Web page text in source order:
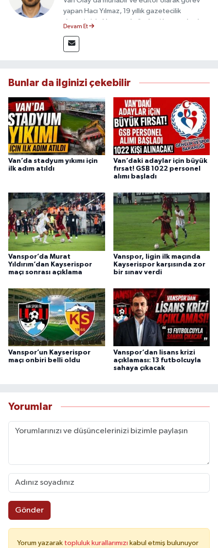
yapan Hacı Yılmaz, 19 yıllık gazetecilik
deneyimiyle Van yerel gündemi başta olmak
takip etmektedir. Editoryal sürece katkı sunan
Yılmaz, tarafsızlık, doğruluk ve etik ilkeler
bilgilendirmektedir.
Devam Et
Bunlar da ilginizi çekebilir
Van’da stadyum yıkımı için
ilk adım atıldı
Van’daki adaylar için büyük
fırsat! GSB 1022 personel
alımı başladı
Vanspor’da Murat
Yıldırım’dan Kayserispor
maçı sonrası açıklama
Vanspor, ligin ilk maçında
Kayserispor karşısında zor
bir sınav verdi
Vanspor’un Kayserispor
maçı onbiri belli oldu
Vanspor’dan lisans krizi
açıklaması: 13 futbolcuyla
sahaya çıkacak
Yorumlar
Gönder
Yorum yazarak topluluk kurallarımızı kabul etmiş bulunuyor